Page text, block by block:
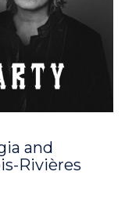
and
Rivières